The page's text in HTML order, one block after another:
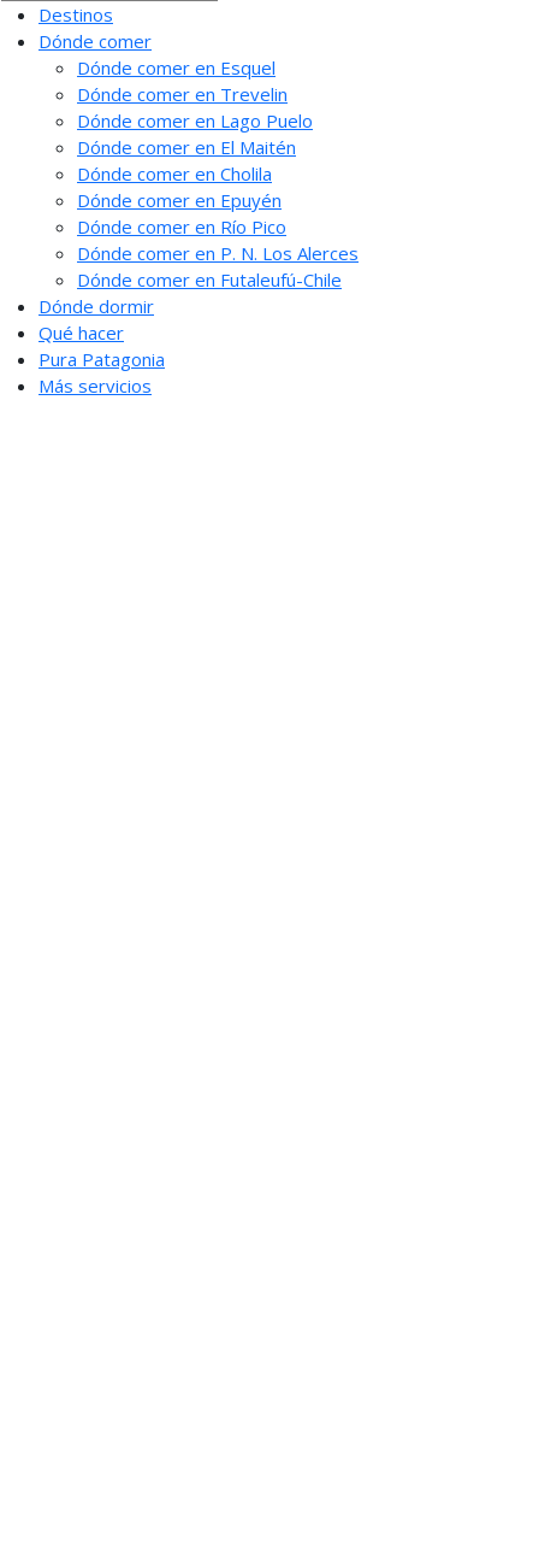
Destinos
Dónde comer
Dónde comer en Esquel
Dónde comer en Trevelin
Dónde comer en Lago Puelo
Dónde comer en El Maitén
Dónde comer en Cholila
Dónde comer en Epuyén
Dónde comer en Río Pico
Dónde comer en P. N. Los Alerces
Dónde comer en Futaleufú-Chile
Dónde dormir
Qué hacer
Pura Patagonia
Más servicios